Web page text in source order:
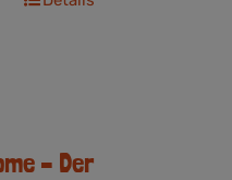
– Der